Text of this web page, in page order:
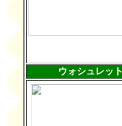
ウォシュレット